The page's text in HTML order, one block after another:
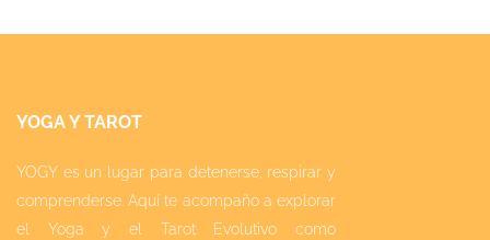
YOGA Y TAROT
YOGY es un lugar para detenerse, respirar y
comprenderse. Aquí te acompaño a explorar
el Yoga y el Tarot Evolutivo como